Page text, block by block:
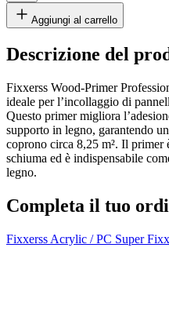
cm
cm
Aggiungi un'altra lastra
Aggiungi al carrello
Descrizione del
Fixxerss Wood-Primer
ideale per l’incollaggio di
Questo primer migliora
supporto in legno, garantendo
coprono circa 8,25 m². Il
schiuma ed è indispensabile
legno.
Completa il tuo
Fixxerss Acrylic / PC Super Fixx